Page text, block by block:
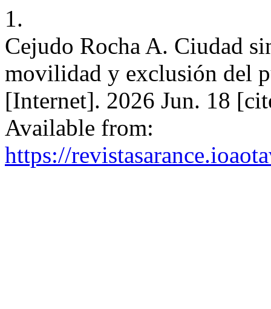
1.
Cejudo Rocha A. Ciudad
movilidad y exclusión del
[Internet]. 2026 Jun. 18
Available from:
https://